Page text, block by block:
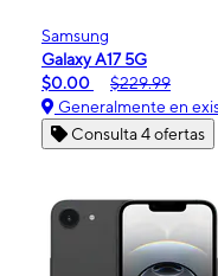
Samsung
Galaxy A17 5G
$0.00
$229.99
Generalmente en
Consulta 4 ofertas